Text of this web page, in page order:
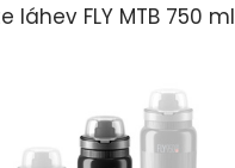
láhev FLY MTB 750 ml